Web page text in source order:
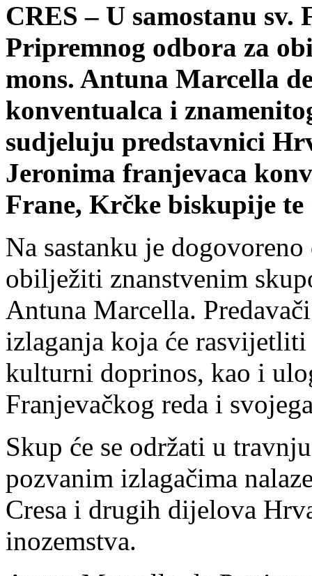
CRES – U samostanu sv.
Pripremnog odbora za
mons. Antuna Marcella
konventualca i
sudjeluju predstavnici
Jeronima franjevaca
Frane, Krčke biskupije te
Na sastanku je
obilježiti znanstvenim
Antuna Marcella.
izlaganja koja će
kulturni doprinos, kao i
Franjevačkog reda i
Skup će se održati u
pozvanim izlagačima
Cresa i drugih dijelova
inozemstva.